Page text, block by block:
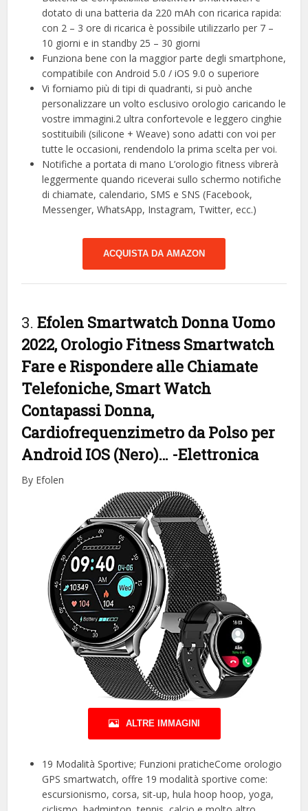
dotato di una batteria da 220 mAh con ricarica rapida:
con 2 – 3 ore di ricarica è possibile utilizzarlo per 7 –
10 giorni e in standby 25 – 30 giorni
Funziona bene con la maggior parte degli smartphone,
compatibile con Android 5.0 / iOS 9.0 o superiore
Vi forniamo più di tipi di quadranti, si può anche
personalizzare un volto esclusivo orologio caricando le
vostre immagini.2 ultra confortevole e leggero cinghie
sostituibili (silicone + Weave) sono adatti con voi per
tutte le occasioni, rendendolo la prima scelta per voi.
Notifiche a portata di mano L’orologio fitness vibrerà
leggermente quando riceverai sullo schermo notifiche
di chiamate, calendario, SMS e SNS (Facebook,
Messenger, WhatsApp, Instagram, Twitter, ecc.)
ACQUISTA DA AMAZON
3.Efolen Smartwatch Donna Uomo
2022, Orologio Fitness Smartwatch
Fare e Rispondere alle Chiamate
Telefoniche, Smart Watch
Contapassi Donna,
Cardiofrequenzimetro da Polso per
Android IOS (Nero)… -Elettronica
By Efolen
ALTRE IMMAGINI
19 Modalità Sportive; Funzioni praticheCome orologio
GPS smartwatch, offre 19 modalità sportive come:
escursionismo, corsa, sit-up, hula hoop hoop, yoga,